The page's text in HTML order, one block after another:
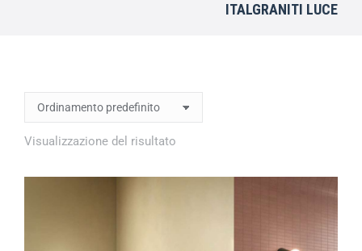
ITALGRANITI LUCE
Visualizzazione del risultato